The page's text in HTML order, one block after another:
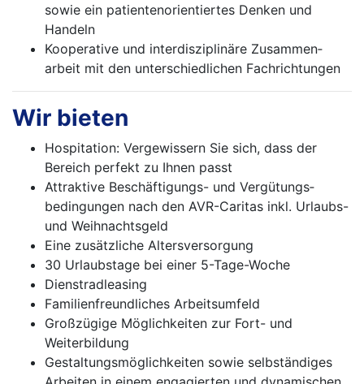
sowie ein patientenorientiertes Denken und
Handeln
Kooperative und interdisziplinäre Zusammen­
arbeit mit den unterschiedlichen Fachrichtungen
Wir bieten
Hospitation: Vergewissern Sie sich, dass der
Bereich perfekt zu Ihnen passt
Attraktive Beschäftigungs- und Vergütungs­
bedingungen nach den AVR-Caritas inkl. Urlaubs-
und Weihnachtsgeld
Eine zusätzliche Altersversorgung
30 Urlaubstage bei einer 5-Tage-Woche
Dienstradleasing
Familienfreundliches Arbeitsumfeld
Großzügige Möglichkeiten zur Fort- und
Weiterbildung
Gestaltungsmöglichkeiten sowie selbständiges